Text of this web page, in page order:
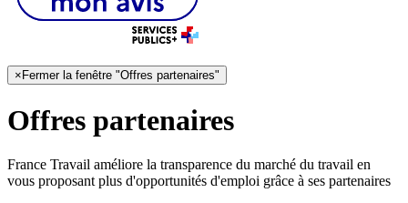
×Fermer la fenêtre "Offres partenaires"
Offres partenaires
France Travail améliore la transparence du marché du travail en
vous proposant plus d'opportunités d'emploi grâce à ses partenaires